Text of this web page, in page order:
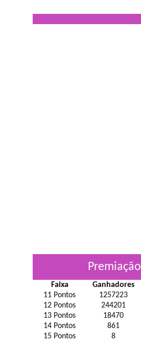
Premiação
Faixa Ganhadores
11 Pontos
1257223
12 Pontos
244201
13 Pontos
18470
14 Pontos
861
15 Pontos
8